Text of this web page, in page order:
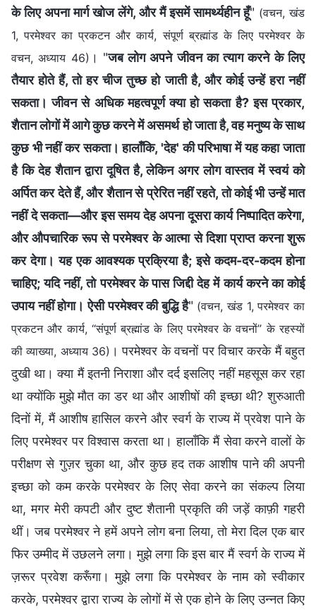
के लिए अपना मार्ग खोज लेंगे, और मैं इसमें सामर्थ्यहीन हूँ" (वचन, खंड
1, परमेश्वर का प्रकटन और कार्य, संपूर्ण ब्रह्मांड के लिए परमेश्वर के
वचन, अध्याय 46) । "जब लोग अपने जीवन का त्याग करने के लिए
तैयार होते हैं, तो हर चीज तुच्छ हो जाती है, और कोई उन्हें हरा नहीं
सकता। जीवन से अधिक महत्वपूर्ण क्या हो सकता है? इस प्रकार,
शैतान लोगों में आगे कुछ करने में असमर्थ हो जाता है, वह मनुष्य के साथ
कुछ भी नहीं कर सकता। हालाँकि, 'देह' की परिभाषा में यह कहा जाता
है कि देह शैतान द्वारा दूषित है, लेकिन अगर लोग वास्तव में स्वयं को
अर्पित कर देते हैं, और शैतान से प्रेरित नहीं रहते, तो कोई भी उन्हें मात
नहीं दे सकता—और इस समय देह अपना दूसरा कार्य निष्पादित करेगा,
और औपचारिक रूप से परमेश्वर के आत्मा से दिशा प्राप्त करना शुरू
कर देगा। यह एक आवश्यक प्रक्रिया है; इसे कदम-दर-कदम होना
चाहिए; यदि नहीं, तो परमेश्वर के पास जिद्दी देह में कार्य करने का कोई
उपाय नहीं होगा। ऐसी परमेश्वर की बुद्धि है" (वचन, खंड 1, परमेश्वर का
प्रकटन और कार्य, “संपूर्ण ब्रह्मांड के लिए परमेश्वर के वचनों” के रहस्यों
की व्याख्या, अध्याय 36) । परमेश्वर के वचनों पर विचार करके मैं बहुत
दुखी था। क्या मैं इतनी निराशा और दर्द इसलिए नहीं महसूस कर रहा
था क्योंकि मुझे मौत का डर था और आशीषों की इच्छा थी? शुरुआती
दिनों में, मैं आशीष हासिल करने और स्वर्ग के राज्य में प्रवेश पाने के
लिए परमेश्वर पर विश्वास करता था। हालाँकि मैं सेवा करने वालों के
परीक्षण से गुज़र चुका था, और कुछ हद तक आशीष पाने की अपनी
इच्छा को कम करके परमेश्वर के लिए सेवा करने का संकल्प लिया
था, मगर मेरी कपटी और दुष्ट शैतानी प्रकृति की जड़ें काफ़ी गहरी
थीं। जब परमेश्वर ने हमें अपने लोग बना लिया, तो मेरा दिल एक बार
फिर उम्मीद में उछलने लगा। मुझे लगा कि इस बार मैं स्वर्ग के राज्य में
ज़रूर प्रवेश करूँगा। मुझे लगा कि परमेश्वर के नाम को स्वीकार
करके, परमेश्वर द्वारा राज्य के लोगों में से एक होने के लिए उन्नत किए